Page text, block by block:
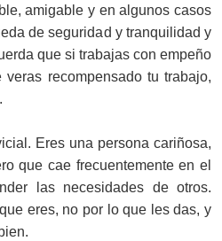
amigable y en algunos casos
de seguridad y tranquilidad y
que si trabajas con empeño
recompensado tu trabajo,
Eres una persona cariñosa,
que cae frecuentemente en el
las necesidades de otros.
eres, no por lo que les das, y